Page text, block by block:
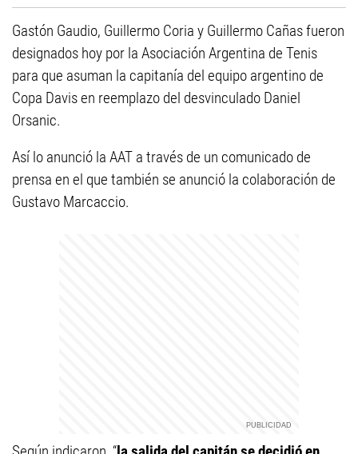
Gastón Gaudio, Guillermo Coria y Guillermo Cañas fueron
designados hoy por la Asociación Argentina de Tenis
para que asuman la capitanía del equipo argentino de
Copa Davis en reemplazo del desvinculado Daniel
Orsanic.
Así lo anunció la AAT a través de un comunicado de
prensa en el que también se anunció la colaboración de
Gustavo Marcaccio.